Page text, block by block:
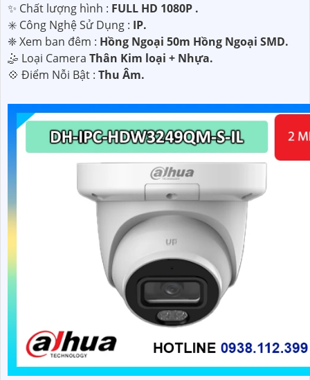
✨ Chất lượng hình : FULL HD 1080P .
✳️ Công Nghệ Sử Dụng : IP.
❈ Xem ban đêm : Hồng Ngoại 50m Hồng Ngoại SMD.
🤹 Loại Camera Thân Kim loại + Nhựa.
️💠 Điểm Nỗi Bật : Thu Âm.